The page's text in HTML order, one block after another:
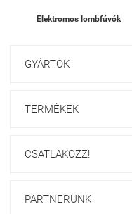
Elektromos lombfúvók
GYÁRTÓK
TERMÉKEK
CSATLAKOZZ!
PARTNERÜNK